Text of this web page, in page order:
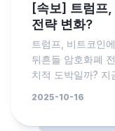
[속보] 트럼프
전략 변화?
트럼프, 비트코인
뒤흔들 암호화폐
치적 도박일까? 지
2025-10-16